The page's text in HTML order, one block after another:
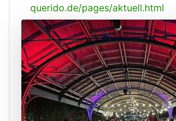
querido.de/pages/aktuell.html